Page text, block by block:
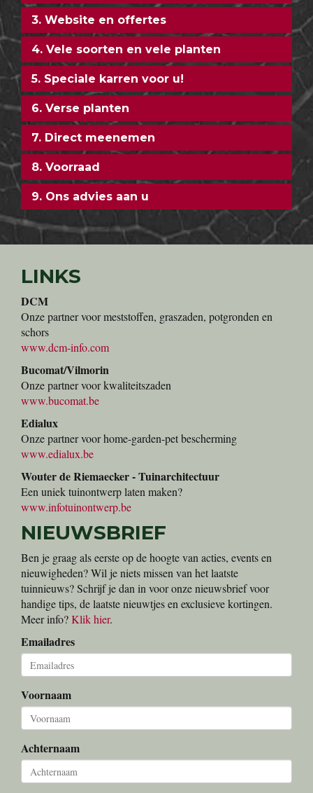
3. Website en offertes
4. Vele soorten en vele planten
5. Speciale karren voor u!
6. Verse planten
7. Direct meenemen
8. Voorraad
9. Ons advies aan u
LINKS
DCM
Onze partner voor meststoffen, graszaden, potgronden en
schors
www.dcm-info.com
Bucomat/Vilmorin
Onze partner voor kwaliteitszaden
www.bucomat.be
Edialux
Onze partner voor home-garden-pet bescherming
www.edialux.be
Wouter de Riemaecker - Tuinarchitectuur
Een uniek tuinontwerp laten maken?
www.infotuinontwerp.be
NIEUWSBRIEF
Ben je graag als eerste op de hoogte van acties, events en
nieuwigheden? Wil je niets missen van het laatste
tuinnieuws? Schrijf je dan in voor onze nieuwsbrief voor
handige tips, de laatste nieuwtjes en exclusieve kortingen.
Meer info?Klik hier.
Emailadres
Voornaam
Achternaam